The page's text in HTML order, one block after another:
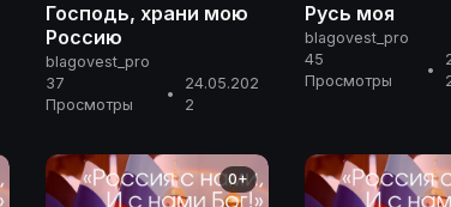
Господь, храни мою
Россию
blagovest_pro
37
Просмотры
•
24.05.202
2
Русь моя
blagovest_pro
45
Просмотры
•
0+